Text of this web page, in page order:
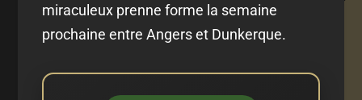
miraculeux prenne forme la semaine
prochaine entre Angers et Dunkerque.